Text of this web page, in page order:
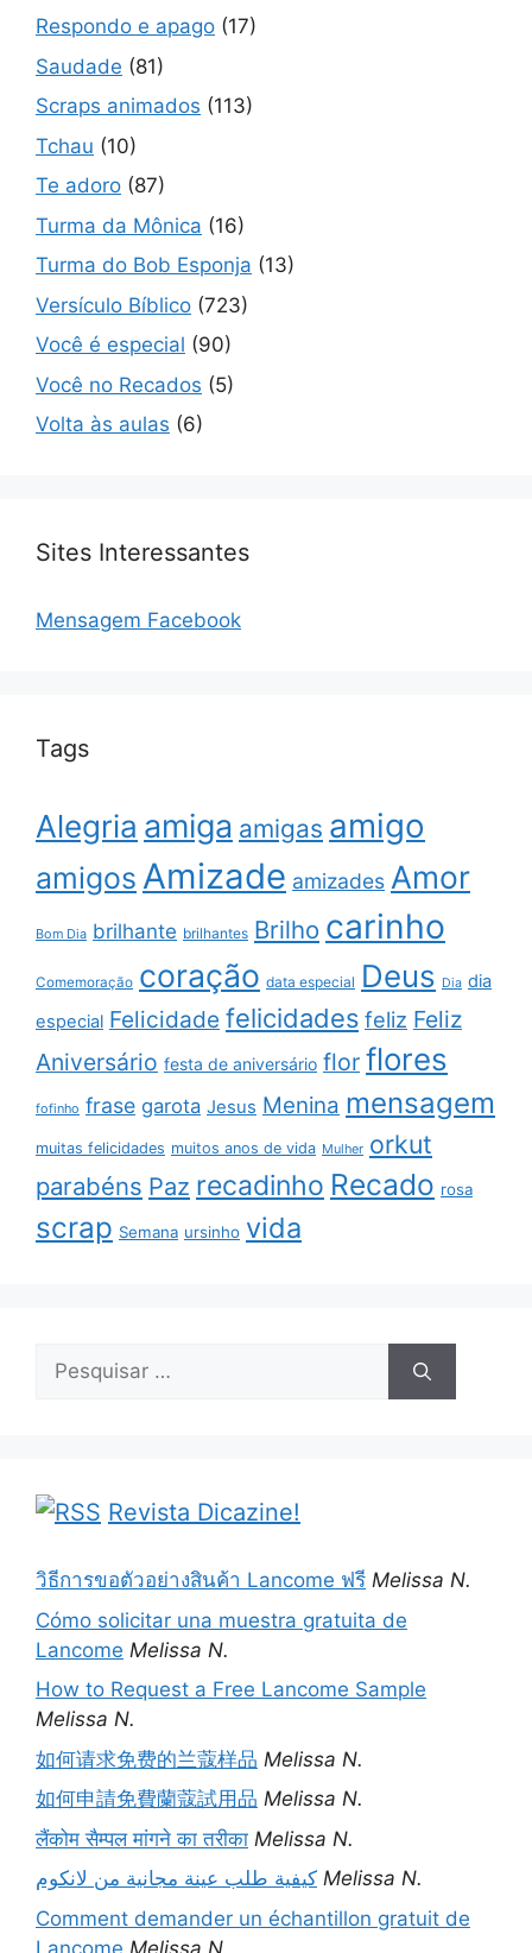
Respondo e apago (17)
Saudade (81)
Scraps animados (113)
Tchau (10)
Te adoro (87)
Turma da Mônica (16)
Turma do Bob Esponja (13)
Versículo Bíblico (723)
Você é especial (90)
Você no Recados (5)
Volta às aulas (6)
Sites Interessantes
Mensagem Facebook
Tags
Alegria amiga amigas amigo
amigos Amizade amizades Amor
Bom Dia brilhante brilhantes Brilho carinho
Comemoração coração data especial Deus Dia dia
especial Felicidade felicidades feliz Feliz
Aniversário festa de aniversário flor flores
fofinho frase garota Jesus Menina mensagem
muitas felicidades muitos anos de vida Mulher orkut
parabéns Paz recadinho Recado rosa
scrap Semana ursinho vida
Pesquisar
Revista Dicazine!
วิธีการขอตัวอย่างสินค้า Lancome ฟรี Melissa N.
Cómo solicitar una muestra gratuita de
Lancome Melissa N.
How to Request a Free Lancome Sample
Melissa N.
如何请求免费的兰蔻样品 Melissa N.
如何申請免費蘭蔻試用品 Melissa N.
लैंकोम सैम्पल मांगने का तरीका Melissa N.
كيفية طلب عينة مجانية من لانكوم Melissa N.
Comment demander un échantillon gratuit de
Lancome Melissa N.